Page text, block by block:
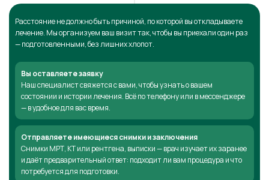
Расстояние не должно быть причиной, по которой вы откладываете
лечение. Мы организуем ваш визит так, чтобы вы приехали один раз
— подготовленными, без лишних хлопот.
Вы оставляете заявку
Наш специалист свяжется с вами, чтобы узнать о вашем
состоянии и истории лечения. Всё по телефону или в мессенджере
— в удобное для вас время.
Отправляете имеющиеся снимки и заключения
Снимки МРТ, КТ или рентгена, выписки — врач изучает их заранее
и даёт предварительный ответ: подходит ли вам процедура и что
потребуется для подготовки.